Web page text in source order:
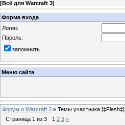
[Всё для Warcraft 3]
Форма входа
Логин:
Пароль:
запомнить
Меню сайта
Форум о Warcraft 3 » Темы участника [‡Flash‡]
Страница 1 из 3 1 2 3 »